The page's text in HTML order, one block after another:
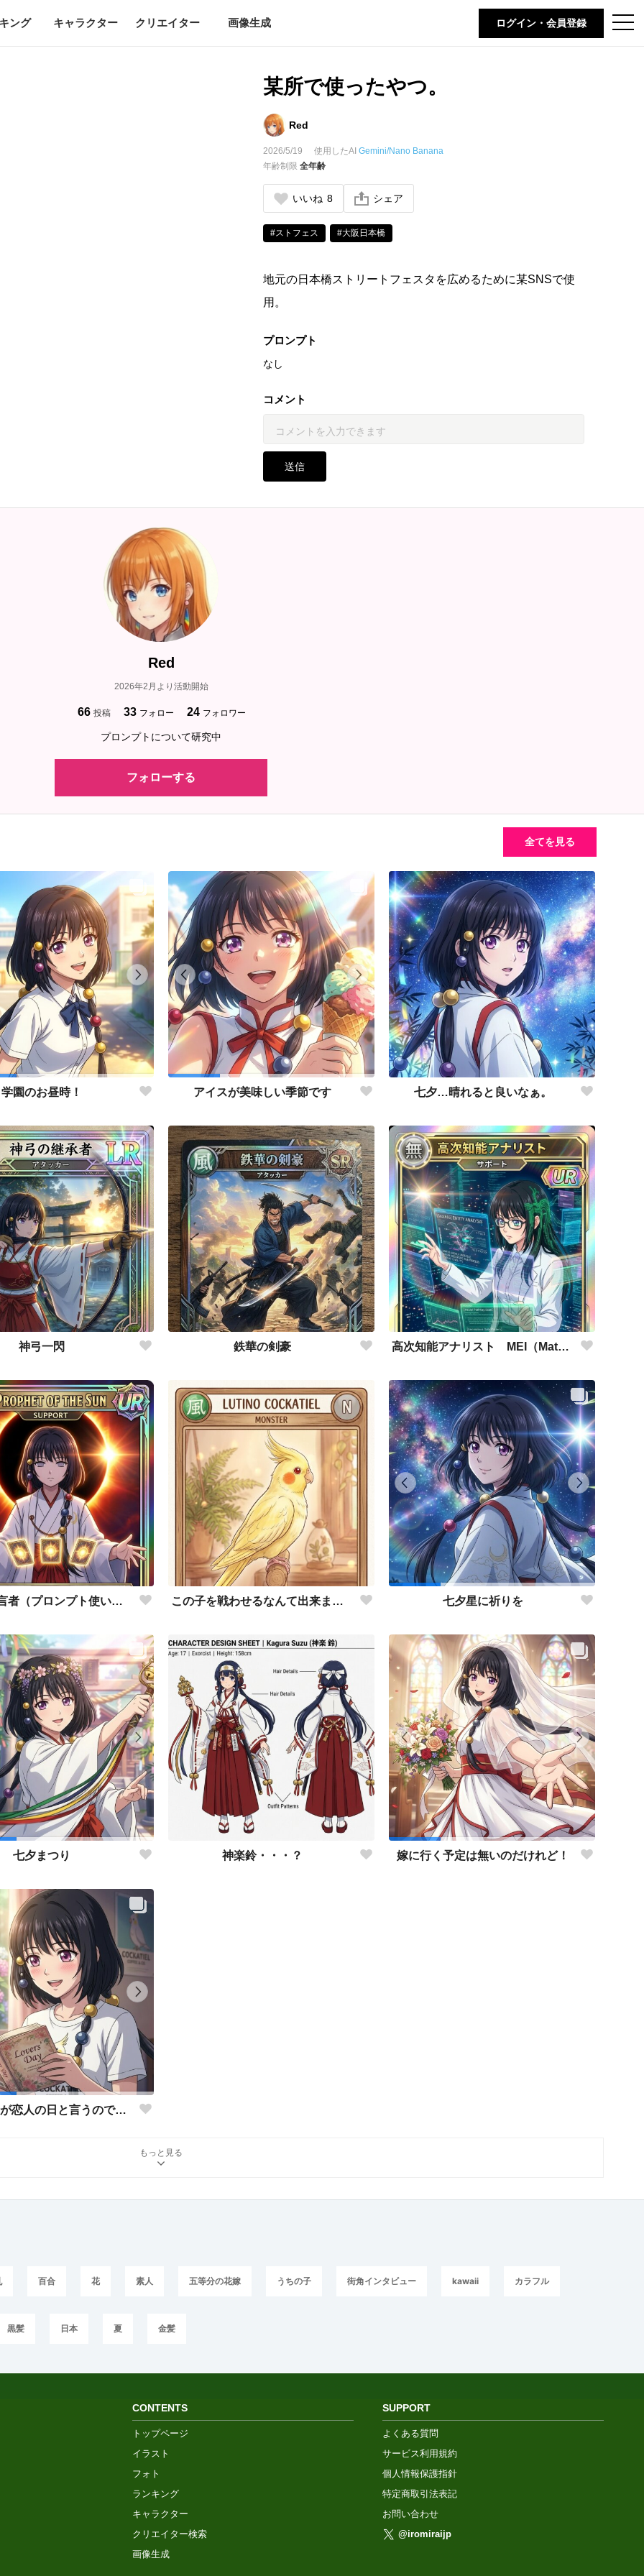
t
o
ング キャラクター クリエイター 画像生成 ログイン・会員登録
某所で使ったやつ。
Red
2026/5/19 使用したAI Gemini/Nano Banana
年齢制限 全年齢
いいね 8 シェア
#ストフェス #大阪日本橋
地元の日本橋ストリートフェスタを広めるために某SNSで使
用。
プロンプト
なし
コメント
送信
Red
2026年2月より活動開始
66 投稿 33 フォロー 24 フォロワー
プロンプトについて研究中
フォローする
全てを見る
学園のお昼時！ アイスが美味しい季節です 七夕…晴れると良いなぁ。
神弓一閃 鉄華の剣豪 高次知能アナリスト MEI（Mathematical Electronic Intelligenc）
太陽の予言者（プロンプト使い方あってるんだろうか？） この子を戦わせるなんて出来ません！！ 七夕星に祈りを
七夕まつり 神楽鈴・・・？ 嫁に行く予定は無いのだけれど！
恋人の日と言うので…
もっと見る
百合 花 素人 五等分の花嫁 うちの子 街角インタビュー kawaii カラフル
黒髪 日本 夏 金髪
SUPPORT
よくある質問
サービス利用規約
個人情報保護指針
特定商取引法表記
お問い合わせ
@iromiraijp
CONTENTS
トップページ
イラスト
フォト
ランキング
キャラクター
クリエイター検索
画像生成